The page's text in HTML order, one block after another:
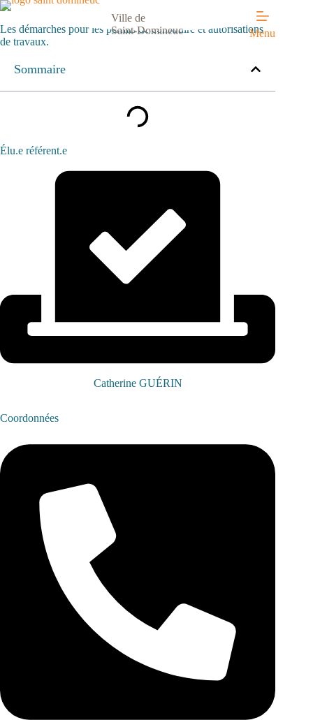
Passer
contenu
Ville de
Saint-Domineuc
Menu
Permis de construire et autorisations de travaux
Les démarches pour les permis de construire et autorisations
de travaux.
Sommaire
Élu.e référent.e
Catherine GUÉRIN
Coordonnées